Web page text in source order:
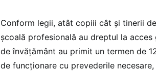
Conform legii, atât copiii cât și tinerii
școală profesională au dreptul la
de învățământ au primit un termen de
de funcționare cu prevederile